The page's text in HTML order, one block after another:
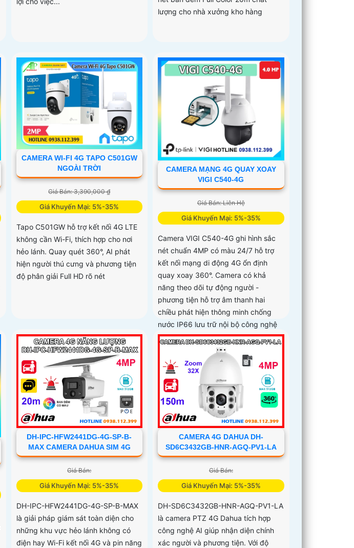
lượng cho nhà xưởng kho hàng
CAMERA WI-FI 4G TAPO C501GW
NGOÀI TRỜI
Giá Bán: 3,390,000 ₫
Giá Khuyến Mại: 5%-35%
Tapo C501GW hỗ trợ kết nối 4G LTE
không cần Wi-Fi, thích hợp cho nơi
hẻo lánh. Quay quét 360°, AI phát
hiện người thú cưng và phương tiện
độ phân giải Full HD rõ nét
CAMERA MẠNG 4G QUAY XOAY
VIGI C540-4G
Giá Bán: Liên Hệ
Giá Khuyến Mại: 5%-35%
Camera VIGI C540-4G ghi hình sắc
nét chuẩn 4MP có màu 24/7 hỗ trợ
kết nối mạng di động 4G ổn định
quay xoay 360°. Camera có khả
năng theo dõi tự động người -
phương tiện hỗ trợ âm thanh hai
chiều phát hiện thông minh chống
nước IP66 lưu trữ nội bộ công nghệ
nén video H
DH-IPC-HFW2441DG-4G-SP-B-
MAX CAMERA DAHUA SIM 4G
Giá Bán:
Giá Khuyến Mại: 5%-35%
DH-IPC-HFW2441DG-4G-SP-B-MAX
là giải pháp giám sát toàn diện cho
những khu vực hẻo lánh không có
điện hay Wi-Fi kết nối 4G và pin năng
CAMERA 4G DAHUA DH-
SD6C3432GB-HNR-AGQ-PV1-LA
Giá Bán:
Giá Khuyến Mại: 5%-35%
DH-SD6C3432GB-HNR-AGQ-PV1-LA
là camera PTZ 4G Dahua tích hợp
công nghệ AI giúp nhận diện chính
xác người và phương tiện. Với độ